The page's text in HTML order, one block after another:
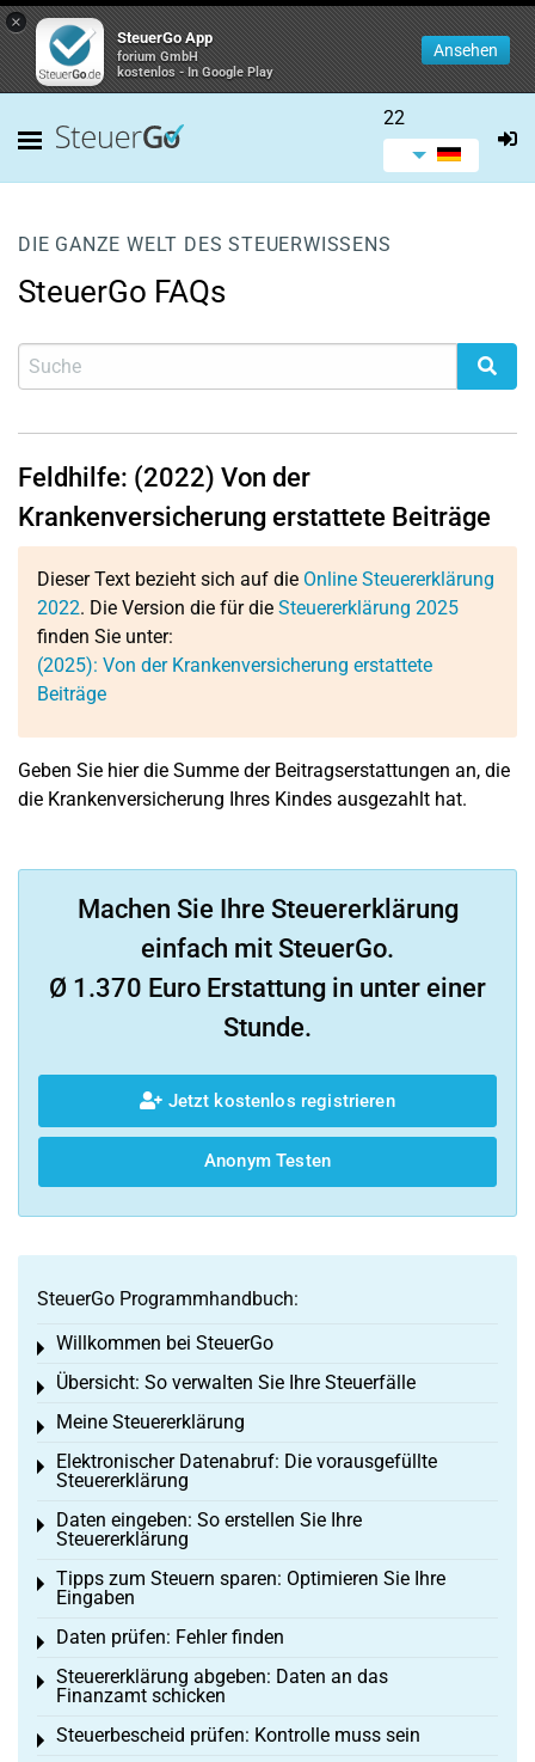
×
SteuerGo App
forium GmbH
kostenlos - In Google Play
Ansehen
22
DIE GANZE WELT DES STEUERWISSENS
SteuerGo FAQs
Feldhilfe: (2022) Von der
Krankenversicherung erstattete Beiträge
Dieser Text bezieht sich auf die Online Steuererklärung
2022. Die Version die für die Steuererklärung 2025
finden Sie unter:
(2025): Von der Krankenversicherung erstattete
Beiträge
Geben Sie hier die Summe der Beitragserstattungen an, die
die Krankenversicherung Ihres Kindes ausgezahlt hat.
Machen Sie Ihre Steuererklärung
einfach mit SteuerGo.
Ø 1.370 Euro Erstattung in unter einer
Stunde.
Jetzt kostenlos registrieren
Anonym Testen
SteuerGo Programmhandbuch:
Willkommen bei SteuerGo
Toggle menu
Übersicht: So verwalten Sie Ihre Steuerfälle
Toggle menu
Meine Steuererklärung
Toggle menu
Elektronischer Datenabruf: Die vorausgefüllte
Steuererklärung
Toggle menu
Daten eingeben: So erstellen Sie Ihre
Steuererklärung
Toggle menu
Tipps zum Steuern sparen: Optimieren Sie Ihre
Eingaben
Toggle menu
Daten prüfen: Fehler finden
Toggle menu
Steuererklärung abgeben: Daten an das
Finanzamt schicken
Toggle menu
Steuerbescheid prüfen: Kontrolle muss sein
Toggle menu